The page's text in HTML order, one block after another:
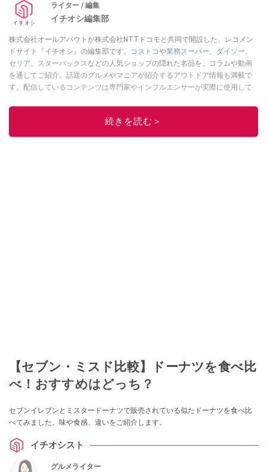
ライター / 編集
イチオシ編集部
株式会社オールアバウトが株式会社NTTドコモと共同で開設した、レコメン
ドサイト『イチオシ』の編集部です。
コストコや業務スーパー、 ダイソー、
セリア、 スターバックスなどの人気ショップの隠れた名品を、コラムや動画
を通してご紹介。話題のグルメやマニアが紹介するアウトドア情報も満載で
す。配信しているコンテンツは専門家やインフルエンサーが実際に使用して
ニュースでフォロー
続きを読む＞
【セブン・ミスド比較】ドーナツを食べ比
べ！おすすめはどっち？
セブンイレブンとミスタードーナツで販売されている似たドーナツを食べ比
べてみました。味や食感、違いをご紹介します。
イチオシスト
グルメライター